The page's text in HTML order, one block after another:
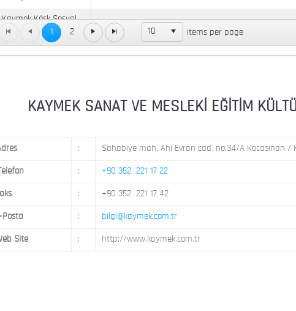
Kaymek Köşk Sosyal
Yaşam Merkezi
Köşk Mahallesi, Orgeneral Eşref Bitlis Bulvarı, No:48
KAYMEK MOSTAR
1 2 10 items per page
KAYMEK SANAT VE MESLEKİ EĞİTİM
: Sahabiye mah. Ahi Evran cad. no:34/A Kocasinan /
Telefon : +90 352 221 17 22
: +90 352 221 17 42
Posta : bilgi@kaymek.com.tr
Site : http://www.kaymek.com.tr